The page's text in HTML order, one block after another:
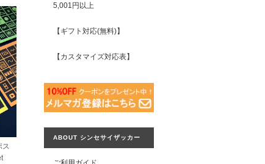
ス
5,001円以上
【ギフト対応(無料)】
【カスタマイズ対応表】
ABOUT シンセサイザッカー